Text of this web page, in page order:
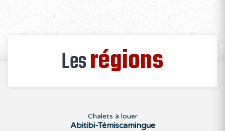
Lesrégions
Chalets à louer
Abitibi-Témiscamingue